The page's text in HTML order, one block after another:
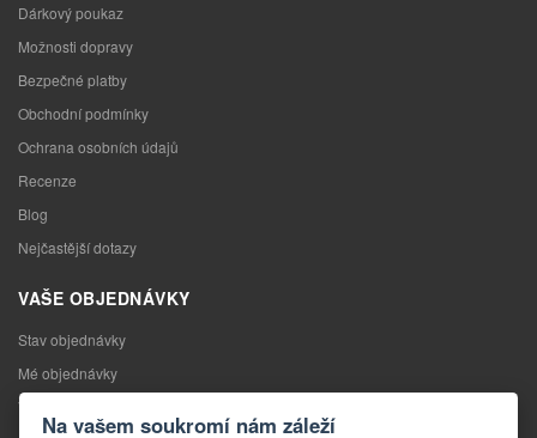
Dárkový poukaz
Možnosti dopravy
Bezpečné platby
Obchodní podmínky
Ochrana osobních údajů
Recenze
Blog
Nejčastější dotazy
VAŠE OBJEDNÁVKY
Stav objednávky
Mé objednávky
Výměna zboží
Na vašem soukromí nám záleží